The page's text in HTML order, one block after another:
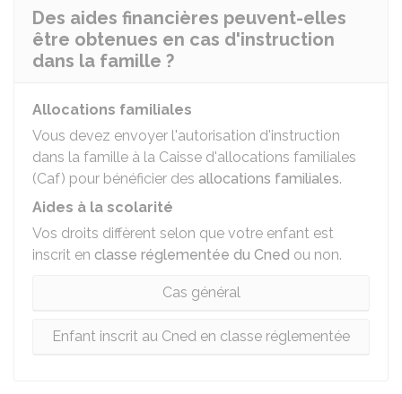
Des aides financières peuvent-elles
être obtenues en cas d'instruction
dans la famille ?
Allocations familiales
Vous devez envoyer l'autorisation d'instruction
dans la famille à la Caisse d'allocations familiales
(Caf) pour bénéficier des allocations familiales.
Aides à la scolarité
Vos droits diffèrent selon que votre enfant est
inscrit en classe réglementée du Cned ou non.
Cas général
Enfant inscrit au Cned en classe réglementée